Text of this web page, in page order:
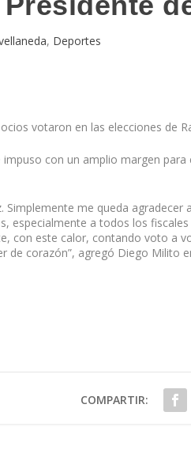
, Deportes
votaron en las elecciones de
con un amplio margen
Simplemente me queda
especialmente a todos los
con este calor, contando voto a
de corazón”, agregó Diego Milito
COMPARTIR: